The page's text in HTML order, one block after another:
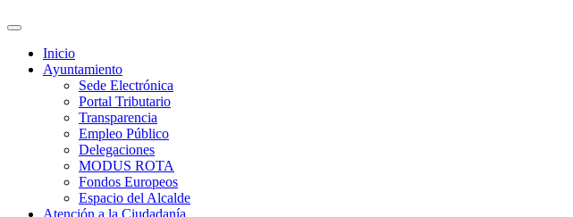
Inicio
Ayuntamiento
Sede Electrónica
Portal Tributario
Transparencia
Empleo Público
Delegaciones
MODUS ROTA
Fondos Europeos
Espacio del Alcalde
Atención a la Ciudadanía